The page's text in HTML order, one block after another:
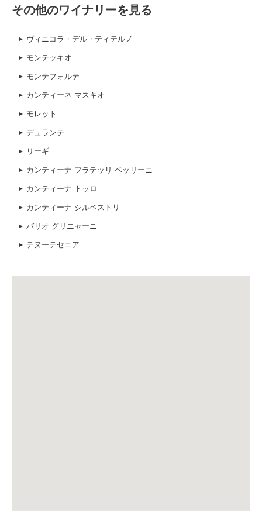
その他のワイナリーを見る
ヴィニコラ・デル・ティテルノ
モンテッキオ
モンテフォルテ
カンティーネ マスキオ
モレット
デュランテ
リーギ
カンティーナ フラテッリ ベッリーニ
カンティーナ トッロ
カンティーナ シルベストリ
バリオ グリニャーニ
テヌーテセニア